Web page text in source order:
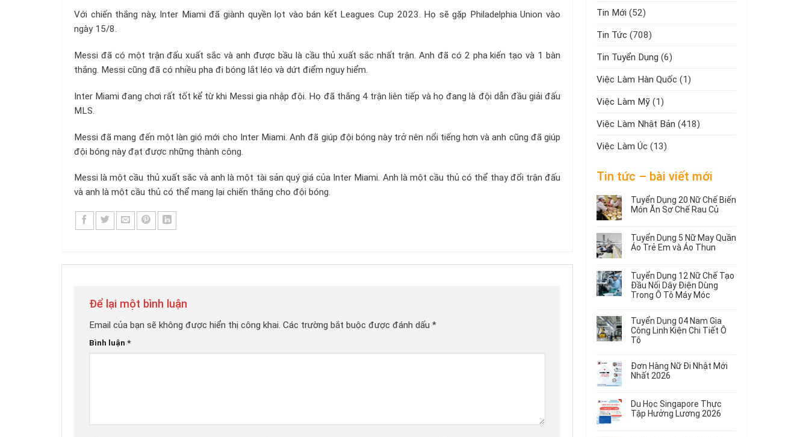
Với chiến thắng này, Inter Miami đã giành quyền lọt vào bán kết Leagues Cup 2023. Họ sẽ gặp Philadelphia Union vào
ngày 15/8.
Messi đã có một trận đấu xuất sắc và anh được bầu là cầu thủ xuất sắc nhất trận. Anh đã có 2 pha kiến tạo và 1 bàn
thắng. Messi cũng đã có nhiều pha đi bóng lắt léo và dứt điểm nguy hiểm.
Inter Miami đang chơi rất tốt kể từ khi Messi gia nhập đội. Họ đã thắng 4 trận liên tiếp và họ đang là đội dẫn đầu giải đấu
MLS.
Messi đã mang đến một làn gió mới cho Inter Miami. Anh đã giúp đội bóng này trở nên nổi tiếng hơn và anh cũng đã giúp
đội bóng này đạt được những thành công.
Messi là một cầu thủ xuất sắc và anh là một tài sản quý giá của Inter Miami. Anh là một cầu thủ có thể thay đổi trận đấu
và anh là một cầu thủ có thể mang lại chiến thắng cho đội bóng.
Để lại một bình luận
Email của bạn sẽ không được hiển thị công khai. Các trường bắt buộc được đánh dấu *
Bình luận *
Tin Mới (52)
Tin Tức (708)
Tin Tuyển Dụng (6)
Việc Làm Hàn Quốc (1)
Việc Làm Mỹ (1)
Việc Làm Nhật Bản (418)
Việc Làm Úc (13)
Tin tức – bài viết mới
Tuyển Dụng 20 Nữ Chế Biến
Món Ăn Sơ Chế Rau Củ
có
bình
luận
Tuyển
Dụng
20
Nữ
Biến
Món
Ăn
Rau
Củ
Tuyển Dụng 5 Nữ May Quần
Áo Trẻ Em và Áo Thun
có
bình
luận
ở
Dụng
5
Nữ
May
Áo
Trẻ
Áo
Thun
Tuyển Dụng 12 Nữ Chế Tạo
Đầu Nối Dây Điện Dùng
Trong Ô Tô Máy Móc
có
bình
luận
ở
Dụng
12
Tạo
Đầu
Tuyển Dụng 04 Nam Gia
Công Linh Kiện Chi Tiết Ô
Tô
có
bình
luận
Tuyển
Dụng
04
Đơn Hàng Nữ Đi Nhật Mới
Nhất 2026
có
bình
luận
Du Học Singapore Thực
Tập Hưởng Lương 2026